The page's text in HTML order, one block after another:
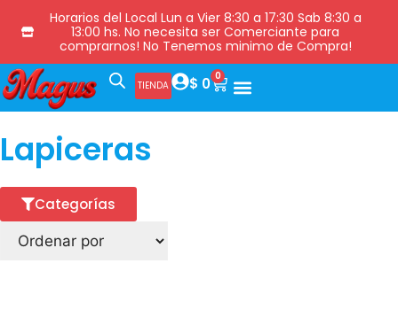
Horarios del Local Lun a Vier 8:30 a 17:30 Sab 8:30 a
13:00 hs. No necesita ser Comerciante para
comprarnos! No Tenemos minimo de Compra!
TIENDA $ 0 0
Lapiceras
Categorías